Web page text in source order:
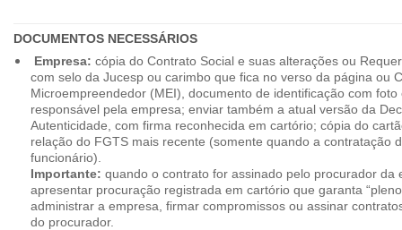
DOCUMENTOS NECESSÁRIOS
Empresa: cópia do Contrato Social e suas alterações ou
com selo da Jucesp ou carimbo que fica no verso da página ou
Microempreendedor (MEI), documento de identificação com foto
responsável pela empresa; enviar também a atual versão da
Autenticidade, com firma reconhecida em cartório; cópia do
relação do FGTS mais recente (somente quando a contratação
funcionário).
Importante: quando o contrato for assinado pelo procurador da
apresentar procuração registrada em cartório que garanta
administrar a empresa, firmar compromissos ou assinar
do procurador.